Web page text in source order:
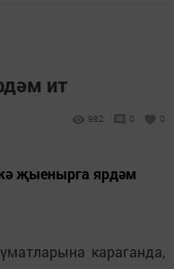
ит
982 0 0
җыенырга ярдәм
караганда,